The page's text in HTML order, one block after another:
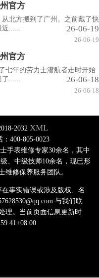
官方
北方搬到了广州。之前戴了快
......
26-06-19
26-06-19
官方
七年的劳力士潜航者走时开始
......
26-06-18
26-06-18
2032 XML
400-805-0023
手表维修专家30余名，其中
、中级技师10余名，现已形
维修保养服务团队。
事实错误或涉及版权、名
与我们联
理。当前页面信息更新时